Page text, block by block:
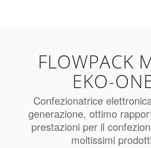
FLOWPACK
EKO-
Confezionatrice
generazione, ottimo
prestazioni per il
moltissimi